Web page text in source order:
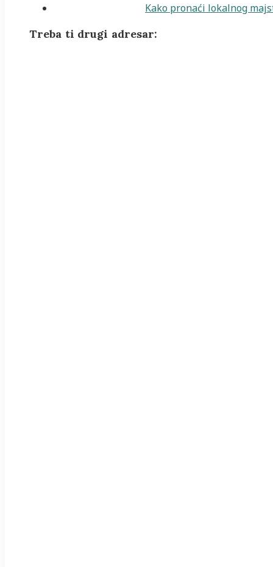
Kako pronaći lokalnog
Treba ti drugi adresar: